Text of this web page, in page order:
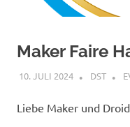
Maker Faire
10. JULI 2024 DST
Liebe Maker und